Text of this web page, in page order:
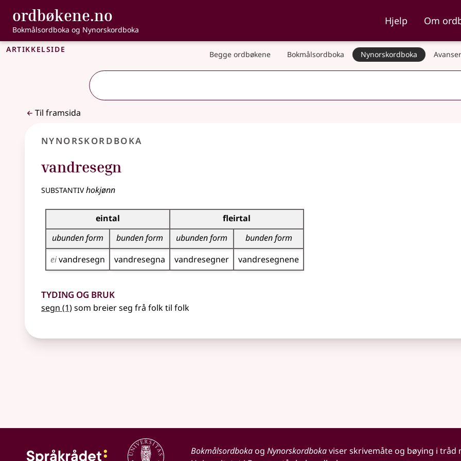
Gå til hovudinnhald
Tilgjenge
ordbøkene.no , Bokmålsordboka og Nynorskordboka
Bokmålsordboka og Nynorskordboka
Hjelp Om
Artikkelside Begge ordbøkene Bokmålsordboka Nynorskordboka
Til framsida
Nynorskordboka
vandresegn
substantivhokjønn
Bøyningstabell for dette substantivet
eintal
fleirtal
ubunden form
bunden form ubunden form
bunden form
eivandresegn vandresegna vandresegner vandresegnene
Tyding og bruk
segn (1)som breier seg frå folk til folk
Bokmålsordbokaog Nynorskordbokaviser skrivemåte og bøying i tråd